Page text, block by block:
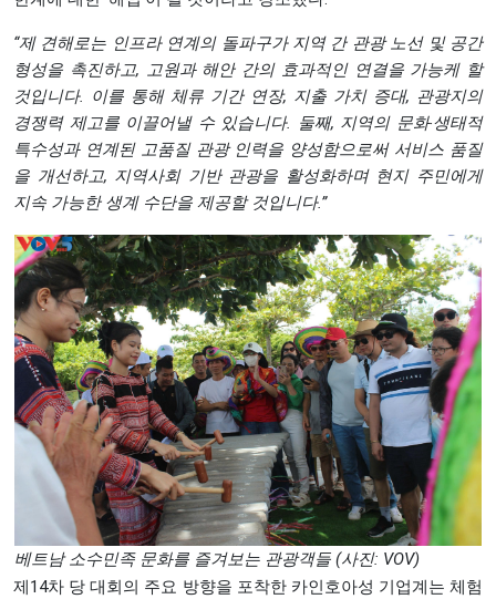
“제 견해로는 인프라 연계의 돌파구가 지역 간 관광 노선 및 공간
형성을 촉진하고, 고원과 해안 간의 효과적인 연결을 가능케 할
것입니다. 이를 통해 체류 기간 연장, 지출 가치 증대, 관광지의
경쟁력 제고를 이끌어낼 수 있습니다. 둘째, 지역의 문화‧생태적
특수성과 연계된 고품질 관광 인력을 양성함으로써 서비스 품질
을 개선하고, 지역사회 기반 관광을 활성화하며 현지 주민에게
지속 가능한 생계 수단을 제공할 것입니다.”
베트남 소수민족 문화를 즐겨보는 관광객들 (사진: VOV)
제14차 당 대회의 주요 방향을 포착한 카인호아성 기업계는 체험